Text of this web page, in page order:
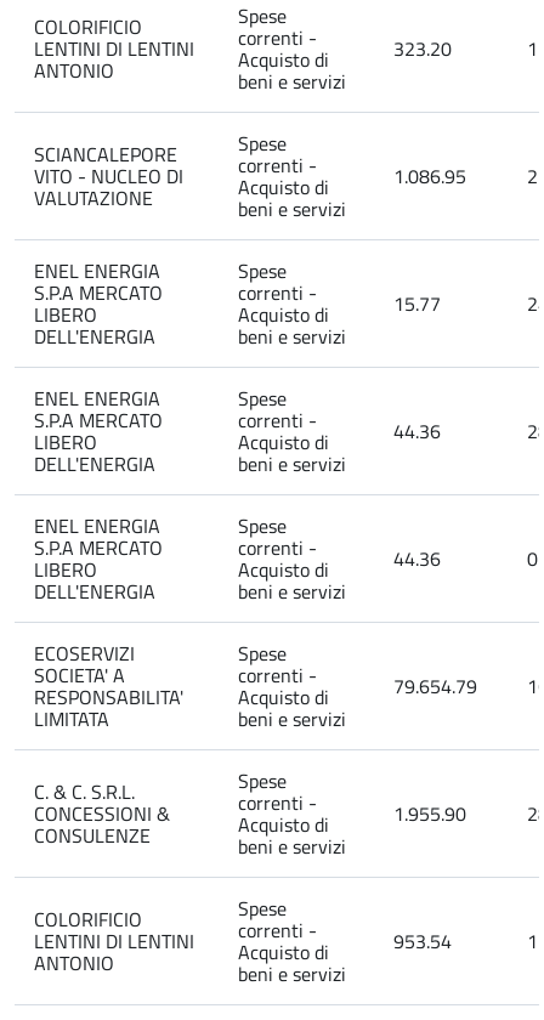
COLORIFICIO
LENTINI DI LENTINI
ANTONIO
Spese
correnti -
Acquisto di
beni e servizi
323.20
SCIANCALEPORE
VITO - NUCLEO DI
VALUTAZIONE
Spese
correnti -
Acquisto di
beni e servizi
1.086.95
ENEL ENERGIA
S.P.A MERCATO
LIBERO
DELL'ENERGIA
Spese
correnti -
Acquisto di
beni e servizi
15.77
ENEL ENERGIA
S.P.A MERCATO
LIBERO
DELL'ENERGIA
Spese
correnti -
Acquisto di
beni e servizi
44.36
ENEL ENERGIA
S.P.A MERCATO
LIBERO
DELL'ENERGIA
Spese
correnti -
Acquisto di
beni e servizi
44.36
ECOSERVIZI
SOCIETA' A
RESPONSABILITA'
LIMITATA
Spese
correnti -
Acquisto di
beni e servizi
79.654.79
C. & C. S.R.L.
CONCESSIONI &
CONSULENZE
Spese
correnti -
Acquisto di
beni e servizi
1.955.90
COLORIFICIO
LENTINI DI LENTINI
ANTONIO
Spese
correnti -
Acquisto di
beni e servizi
953.54